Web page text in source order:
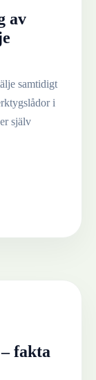
av
samtidigt
i
själv
– fakta